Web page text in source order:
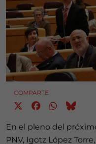
COMPARTE
En el pleno del
PNV, Igotz López